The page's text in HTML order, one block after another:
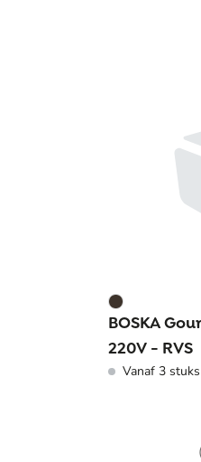
BOSKA
220V - RVS
Vanaf 3 stuks